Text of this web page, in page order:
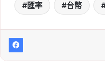
匯率 台幣